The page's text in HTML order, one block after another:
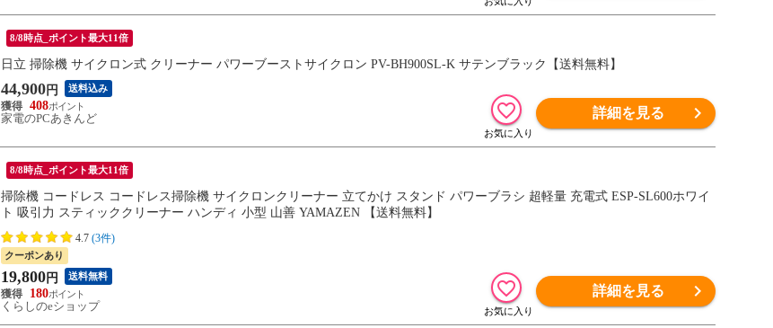
8/8時点_ポイント最大11倍
日立 掃除機 サイクロン式 クリーナー パワーブーストサイクロン PV-BH900SL-K サテンブラック【送料無料】
44,900 円 送料込み
408
家電のPCあきんど
詳細を見る
8/8時点_ポイント最大11倍
掃除機 コードレス コードレス掃除機 サイクロンクリーナー 立てかけ スタンド パワーブラシ 超軽量 充電式 ESP-SL600ホワイ
ト 吸引力 スティッククリーナー ハンディ 小型 山善 YAMAZEN 【送料無料】
4.7 (3件)
クーポンあり
19,800 円 送料無料
180
くらしのeショップ
詳細を見る